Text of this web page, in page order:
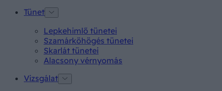
Tünet
Lepkehimlő tünetei
Szamárköhögés tünetei
Skarlát tünetei
Alacsony vérnyomás
Vizsgálat